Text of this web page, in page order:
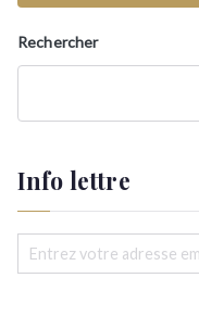
Rechercher
Info lettre